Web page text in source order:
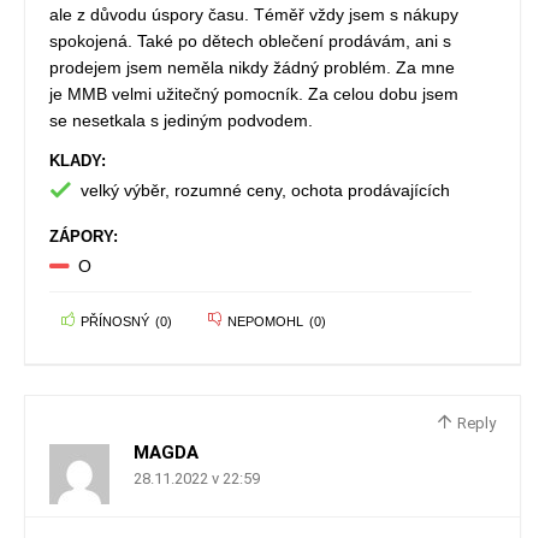
ale z důvodu úspory času. Téměř vždy jsem s nákupy
spokojená. Také po dětech oblečení prodávám, ani s
prodejem jsem neměla nikdy žádný problém. Za mne
je MMB velmi užitečný pomocník. Za celou dobu jsem
se nesetkala s jediným podvodem.
KLADY:
velký výběr, rozumné ceny, ochota prodávajících
ZÁPORY:
O
PŘÍNOSNÝ (0) NEPOMOHL (0)
Reply
MAGDA
28.11.2022 v 22:59